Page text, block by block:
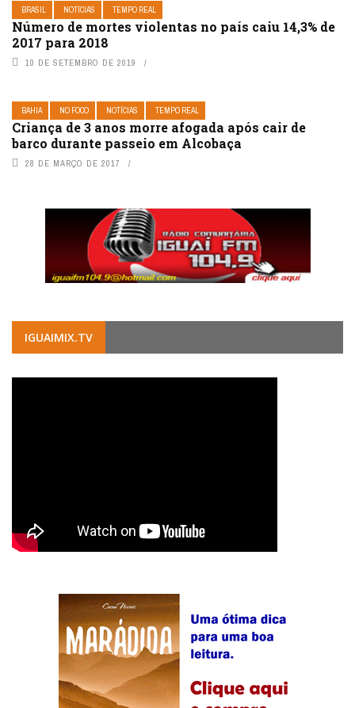
BRASIL NOTÍCIAS TEMPO REAL
Número de mortes violentas no país caiu 14,3% de
2017 para 2018
10 DE SETEMBRO DE 2019
BAHIA NO FOCO NOTÍCIAS TEMPO REAL
Criança de 3 anos morre afogada após cair de
barco durante passeio em Alcobaça
28 DE MARÇO DE 2017
IGUAIMIX.TV